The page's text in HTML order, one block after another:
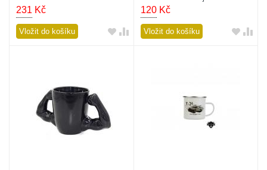
231 Kč
Vložit do košíku
120Kč
Vložit do košíku